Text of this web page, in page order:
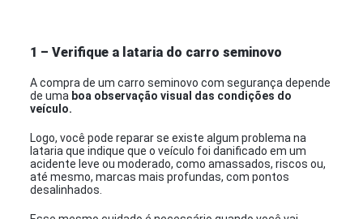
1 – Verifique a lataria do carro seminovo
A compra de um carro seminovo com segurança depende
de uma boa observação visual das condições do
veículo.
Logo, você pode reparar se existe algum problema na
lataria que indique que o veículo foi danificado em um
acidente leve ou moderado, como amassados, riscos ou,
até mesmo, marcas mais profundas, com pontos
desalinhados.